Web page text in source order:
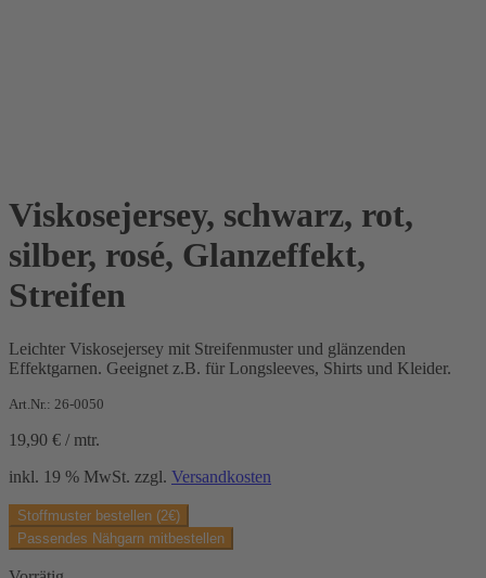
Viskosejersey, schwarz, rot,
silber, rosé, Glanzeffekt,
Streifen
Leichter Viskosejersey mit Streifenmuster und glänzenden
Effektgarnen. Geeignet z.B. für Longsleeves, Shirts und Kleider.
Art.Nr.: 26-0050
19,90 € / mtr.
inkl. 19 % MwSt. zzgl. Versandkosten
Stoffmuster bestellen (2€)
Passendes Nähgarn mitbestellen